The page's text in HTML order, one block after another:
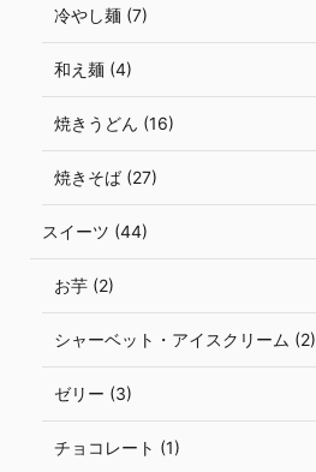
冷やし麺 (7)
和え麺 (4)
焼きうどん (16)
焼きそば (27)
スイーツ (44)
お芋 (2)
シャーベット・アイスクリーム (2)
ゼリー (3)
チョコレート (1)